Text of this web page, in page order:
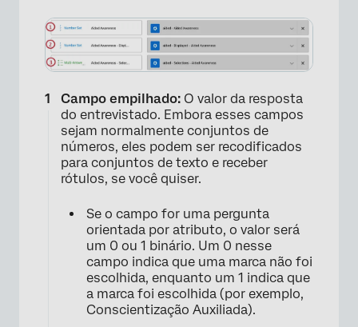
Campo empilhado: O valor da resposta
do entrevistado. Embora esses campos
sejam normalmente conjuntos de
números, eles podem ser recodificados
para conjuntos de texto e receber
rótulos, se você quiser.
Se o campo for uma pergunta
orientada por atributo, o valor será
um 0 ou 1 binário. Um 0 nesse
campo indica que uma marca não foi
escolhida, enquanto um 1 indica que
a marca foi escolhida (por exemplo,
Conscientização Auxiliada).